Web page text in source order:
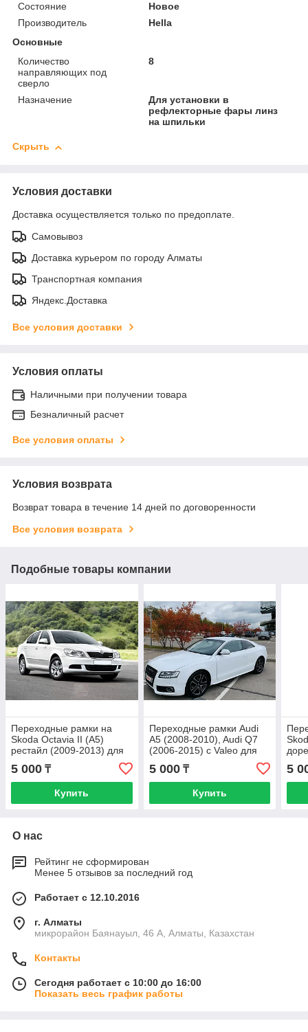
Состояние
Новое
Производитель
Hella
Основные
Количество
направляющих под
сверло
8
Назначение
Для установки в
рефлекторные фары линз
на шпильки
Скрыть
Условия доставки
Доставка осуществляется только по предоплате.
Самовывоз
Доставка курьером по городу Алматы
Транспортная компания
Яндекс.Доставка
Все условия доставки
Условия оплаты
Наличными при получении товара
Безналичный расчет
Все условия оплаты
Условия возврата
Возврат товара в течение 14 дней по договоренности
Все условия возврата
Подобные товары компании
Переходные рамки на
Skoda Octavia II (A5)
рестайл (2009-2013) для
установки модулей Hella
3/3R
5 000 ₸
Купить
Переходные рамки Audi
A5 (2008-2010), Audi Q7
(2006-2015) c Valeo для
установки модулей Hella
3/3R
5 000₸
Купить
5
О нас
Рейтинг не сформирован
Менее 5 отзывов за последний год
Работает с 12.10.2016
г. Алматы
микрорайон Баянауыл, 46 А, Алматы, Казахстан
Контакты
Сегодня работает с 10:00 до 16:00
Показать весь график работы